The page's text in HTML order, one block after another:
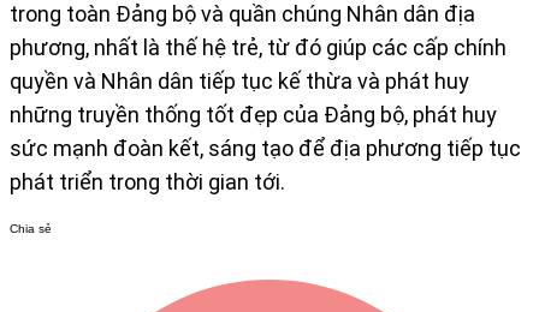
trong toàn Đảng bộ và quần chúng Nhân dân địa
phương, nhất là thế hệ trẻ, từ đó giúp các cấp chính
quyền và Nhân dân tiếp tục kế thừa và phát huy
những truyền thống tốt đẹp của Đảng bộ, phát huy
sức mạnh đoàn kết, sáng tạo để địa phương tiếp tục
phát triển trong thời gian tới.
Chia sẻ